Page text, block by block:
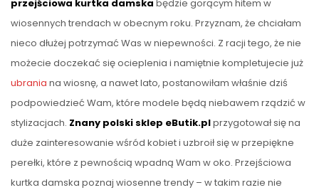
przejściowa kurtka damska będzie gorącym hitem w
wiosennych trendach w obecnym roku. Przyznam, że chciałam
nieco dłużej potrzymać Was w niepewności. Z racji tego, że nie
możecie doczekać się ocieplenia i namiętnie kompletujecie już
ubrania na wiosnę, a nawet lato, postanowiłam właśnie dziś
podpowiedzieć Wam, które modele będą niebawem rządzić w
stylizacjach. Znany polski sklep eButik.plprzygotował się na
duże zainteresowanie wśród kobiet i uzbroił się w przepiękne
perełki, które z pewnością wpadną Wam w oko. Przejściowa
kurtka damska poznaj wiosenne trendy – w takim razie nie